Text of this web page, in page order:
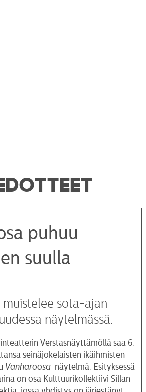
puhuu
suulla
muistelee sota-ajan
näytelmässä.
Verstasnäyttämöllä saa 6.
seinäjokelaisten ikäihmisten
Vanharoosa-näytelmä. Esityksessä
on osa Kulttuurikollektiivi Sillan